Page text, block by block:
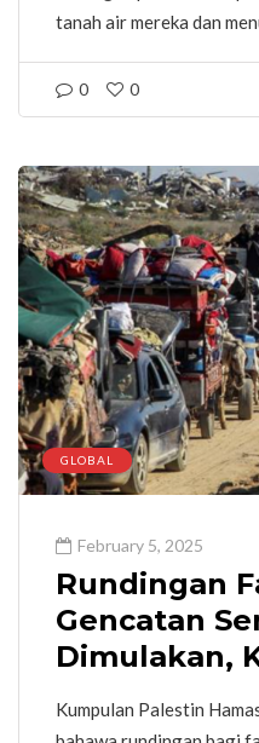
tanah air mereka dan
0 0
GLOBAL
February 5, 2025
Rundingan
Gencatan
Dimulakan,
Kumpulan Palestin